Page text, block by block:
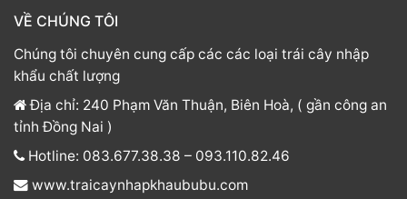
VỀ CHÚNG TÔI
Chúng tôi chuyên cung cấp các các loại trái cây nhập
khẩu chất lượng
Địa chỉ: 240 Phạm Văn Thuận, Biên Hoà, ( gần công an
tỉnh Đồng Nai )
Hotline: 083.677.38.38 – 093.110.82.46
www.traicaynhapkhaububu.com